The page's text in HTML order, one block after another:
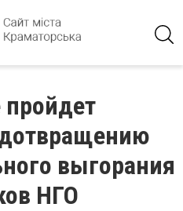
пройдет
выгорания
НГО